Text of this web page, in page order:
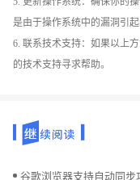
是由于操作系统中的漏洞引起
6. 联系技术支持：如果以上
的技术支持寻求帮助。